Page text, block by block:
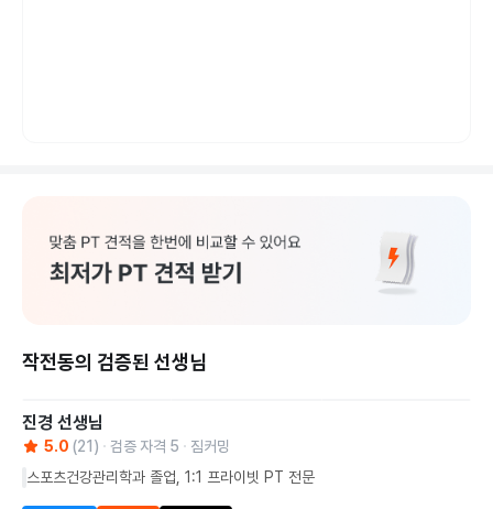
작전동의 검증된 선생님
진경 선생님
5.0 (21 ) 검증 자격 5
짐커밍
스포츠건강관리학과 졸업, 1:1 프라이빗 PT 전문